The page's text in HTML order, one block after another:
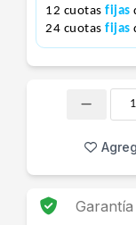
12 cuotas fijas
24 cuotas fijas